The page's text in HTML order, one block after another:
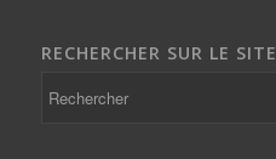
RECHERCHER SUR LE SITE